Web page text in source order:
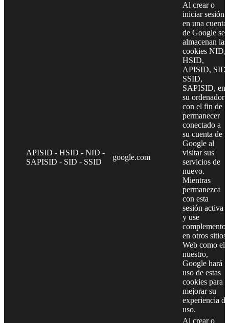
APISID - HSID - NID -
SAPISID - SID - SSID
google.com
Al crear o
iniciar sesión
en una cuenta
de Google se
almacenan las
cookies NID,
HSID,
APISID, SID,
SSID,
SAPISID, en
su ordenador
con el fin de
permanecer
conectado a
su cuenta de
Google al
visitar sus
servicios de
nuevo.
Mientras
permanezca
con esta
sesión activa
y use
complementos
en otros sitios
Web como el
nuestro,
Google hará
uso de estas
cookies para
mejorar su
experiencia de
uso.
Al crear o